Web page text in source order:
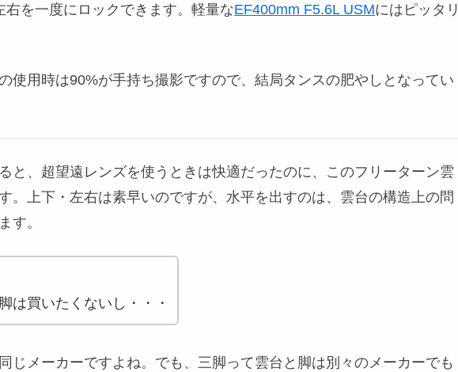
を一度にロックできます。軽量なEF400mm F5.6L USMにはピッタリ
使用時は90%が手持ち撮影ですので、結局タンスの肥やしとなってい
と、超望遠レンズを使うときは快適だったのに、このフリーターン雲
。上下・左右は素早いのですが、水平を出すのは、雲台の構造上の問
す。
は買いたくないし・・・
じメーカーですよね。でも、三脚って雲台と脚は別々のメーカーでも